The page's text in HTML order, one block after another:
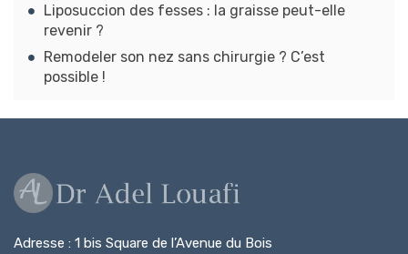
Liposuccion des fesses : la graisse peut-elle
revenir ?
Remodeler son nez sans chirurgie ? C’est
possible !
Adresse : 1 bis Square de l’Avenue du Bois